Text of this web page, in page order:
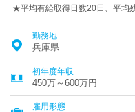
★平均有給取得日数20日、平均
勤務地
兵庫県
初年度年収
450万～600万円
雇用形態